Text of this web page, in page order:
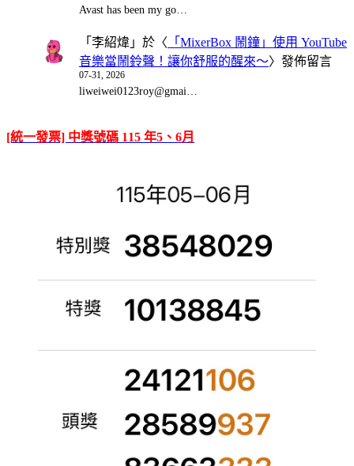
Avast has been my go…
「 李紹煒 」於〈 「MixerBox 鬧鐘」使用 YouTube
音樂當鬧鈴聲！讓你舒服的醒來～〉發佈留言
07-31, 2026
liweiwei0123roy@gmai…
[統一發票] 中獎號碼 115 年5、6月